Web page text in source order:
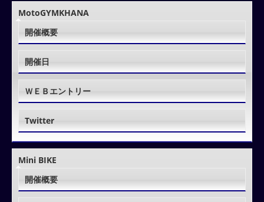
MotoGYMKHANA
開催概要
開催日
ＷＥＢエントリー
Twitter
Mini BIKE
開催概要